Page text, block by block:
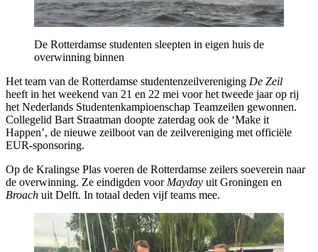
De Rotterdamse studenten sleepten in eigen huis de
overwinning binnen
Het team van de Rotterdamse studentenzeilvereniging De Zeil
heeft in het weekend van 21 en 22 mei voor het tweede jaar op rij
het Nederlands Studentenkampioenschap Teamzeilen gewonnen.
Collegelid Bart Straatman doopte zaterdag ook de ‘Make it
Happen’, de nieuwe zeilboot van de zeilvereniging met officiële
EUR-sponsoring.
Op de Kralingse Plas voeren de Rotterdamse zeilers soeverein naar
de overwinning. Ze eindigden voor Mayday uit Groningen en
Broach uit Delft. In totaal deden vijf teams mee.